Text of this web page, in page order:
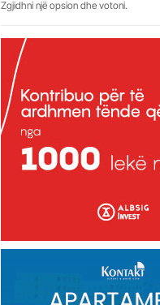
Zgjidhni një opsion dhe votoni.